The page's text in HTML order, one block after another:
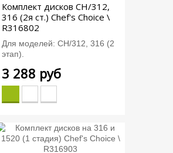
Комплект дисков CH/312,
316 (2я ст.) Chef's Choice \
R316802
Для моделей: CH/312, 316 (2
этап).
3 288 руб